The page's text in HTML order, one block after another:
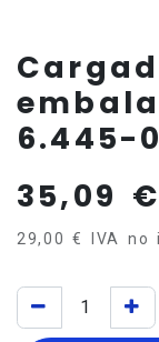
6.445-
35,09 €
29,00 € IVA no